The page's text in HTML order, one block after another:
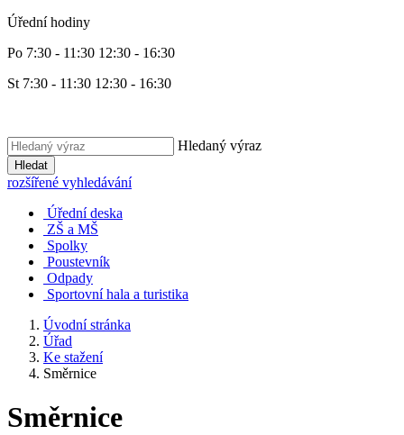
Úřední hodiny
Po 7:30 - 11:30 12:30 - 16:30
St 7:30 - 11:30 12:30 - 16:30
Hledaný výraz
Hledat
rozšířené vyhledávání
Úřední deska
ZŠ a MŠ
Spolky
Poustevník
Odpady
Sportovní hala a turistika
Úvodní stránka
Úřad
Ke stažení
Směrnice
Směrnice